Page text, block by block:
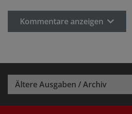
Kommentare anzeigen
Ältere Ausgaben / Archiv